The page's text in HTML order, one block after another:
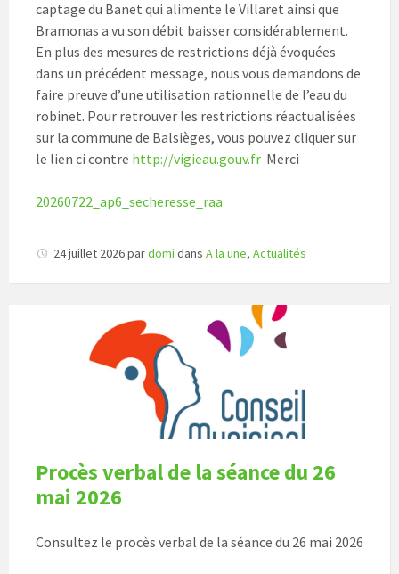
captage du Banet qui alimente le Villaret ainsi que
Bramonas a vu son débit baisser considérablement.
En plus des mesures de restrictions déjà évoquées
dans un précédent message, nous vous demandons de
faire preuve d’une utilisation rationnelle de l’eau du
robinet. Pour retrouver les restrictions réactualisées
sur la commune de Balsièges, vous pouvez cliquer sur
le lien ci contre http://vigieau.gouv.fr Merci
20260722_ap6_secheresse_raa
24 juillet 2026pardomi dans A la une, Actualités
Procès verbal de la séance du 26
mai 2026
Consultez le procès verbal de la séance du 26 mai 2026